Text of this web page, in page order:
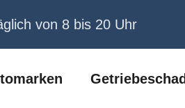
von 8 bis 20 Uhr